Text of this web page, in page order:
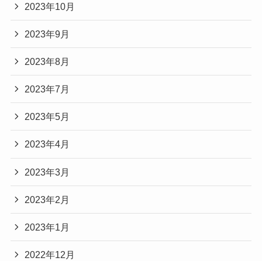
2023年10月
2023年9月
2023年8月
2023年7月
2023年5月
2023年4月
2023年3月
2023年2月
2023年1月
2022年12月